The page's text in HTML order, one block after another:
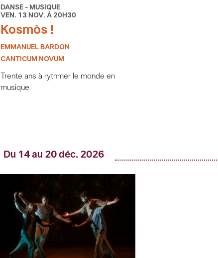
DANSE - MUSIQUE
VEN. 13 NOV. À 20H30
Kosmòs !
EMMANUEL BARDON
CANTICUM NOVUM
Trente ans à rythmer le monde en
musique
Du 14 au 20 déc. 2026